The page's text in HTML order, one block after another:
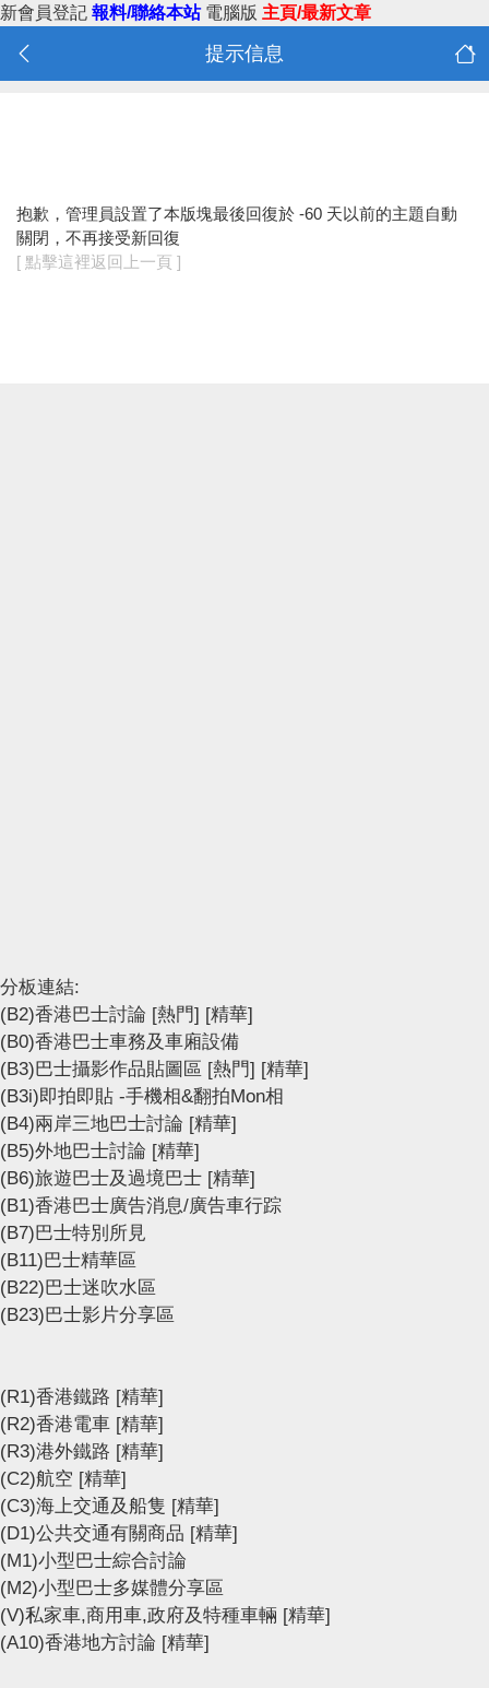
新會員登記 報料/聯絡本站 電腦版 主頁/最新文章
提示信息
抱歉，管理員設置了本版塊最後回復於 -60 天以前的主題自動
關閉，不再接受新回復
[ 點擊這裡返回上一頁 ]
分板連結:
(B2)香港巴士討論 [熱門] [精華]
(B0)香港巴士車務及車廂設備
(B3)巴士攝影作品貼圖區 [熱門] [精華]
(B3i)即拍即貼 -手機相&翻拍Mon相
(B4)兩岸三地巴士討論 [精華]
(B5)外地巴士討論 [精華]
(B6)旅遊巴士及過境巴士 [精華]
(B1)香港巴士廣告消息/廣告車行踪
(B7)巴士特別所見
(B11)巴士精華區
(B22)巴士迷吹水區
(B23)巴士影片分享區
(R1)香港鐵路 [精華]
(R2)香港電車 [精華]
(R3)港外鐵路 [精華]
(C2)航空 [精華]
(C3)海上交通及船隻 [精華]
(D1)公共交通有關商品 [精華]
(M1)小型巴士綜合討論
(M2)小型巴士多媒體分享區
(V)私家車,商用車,政府及特種車輛 [精華]
(A10)香港地方討論 [精華]